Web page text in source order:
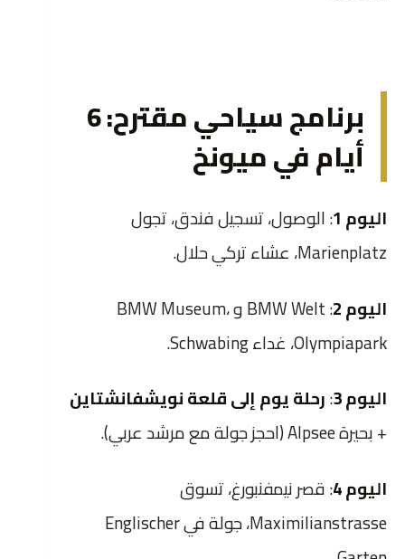
برنامج سياحي مقترح: 6
أيام في ميونخ
اليوم 1 : الوصول، تسجيل فندق، تجول
Marienplatz، عشاء تركي حلال.
اليوم 2
: BMW Welt و BMW Museum،
Olympiapark، غداء Schwabing.
اليوم 3 :رحلة يوم إلى قلعة نويشفانشتاين
+ بحيرة Alpsee (احجز جولة مع مرشد عربي).
اليوم 4 : قصر نيمفنبورغ، تسوق
Maximilianstrasse، جولة في Englischer